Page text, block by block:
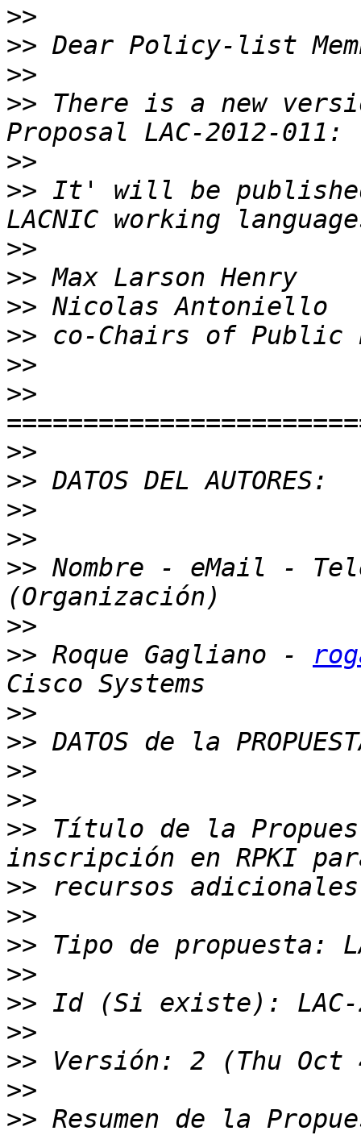
>>
>>
>>
>> There is a new
>>
>> It' will be
>>
>>
>>
>>
>>
>>
>>
>>
>>
>>
>> Nombre - eMail -
>>
>> Roque Gagliano -
>>
>>
>>
>>
>> Título de la
>>
>>
>>
>>
>>
>>
>>
>>
>> Resumen de la